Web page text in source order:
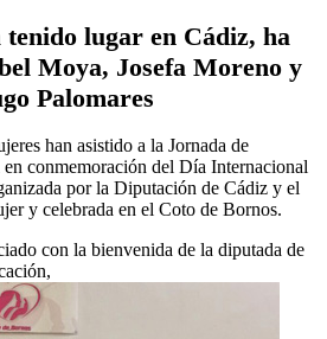
lugar en Cádiz, ha
Moya, Josefa Moreno y
Palomares
han asistido a la Jornada de
conmemoración del Día Internacional
por la Diputación de Cádiz y el
y celebrada en el Coto de Bornos.
con la bienvenida de la diputada de